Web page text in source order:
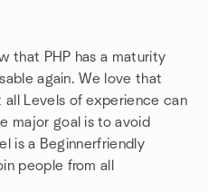
that PHP has a maturity
again. We love that
all Levels of experience can
major goal is to avoid
is a Beginnerfriendly
people from all